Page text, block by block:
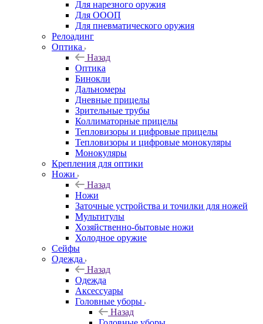
Для нарезного оружия
Для ОООП
Для пневматического оружия
Релоадинг
Оптика
Назад
Оптика
Бинокли
Дальномеры
Дневные прицелы
Зрительные трубы
Коллиматорные прицелы
Тепловизоры и цифровые прицелы
Тепловизоры и цифровые монокуляры
Монокуляры
Крепления для оптики
Ножи
Назад
Ножи
Заточные устройства и точилки для ножей
Мультитулы
Хозяйственно-бытовые ножи
Холодное оружие
Сейфы
Одежда
Назад
Одежда
Аксессуары
Головные уборы
Назад